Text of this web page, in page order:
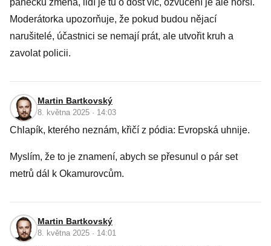
panečku změna, lidí je tu o dost víc, ozvučení je ale horší.
Moderátorka upozorňuje, že pokud budou nějací
narušitelé, účastnici se nemají prát, ale utvořit kruh a
zavolat policii.
Martin Bartkovský
8. května 2025 · 14:03
Chlapík, kterého neznám, křičí z pódia: Evropská uhnije.
Myslím, že to je znamení, abych se přesunul o pár set
metrů dál k Okamurovcům.
Martin Bartkovský
8. května 2025 · 14:01